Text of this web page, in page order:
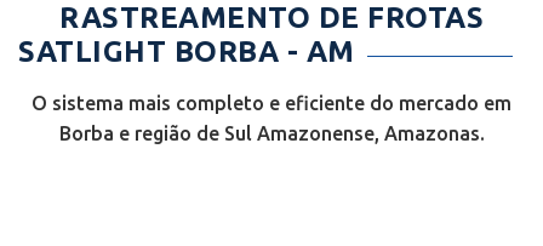
RASTREAMENTO DE FROTAS
SATLIGHT BORBA - AM
O sistema mais completo e eficiente do mercado em
Borba e região de Sul Amazonense, Amazonas.